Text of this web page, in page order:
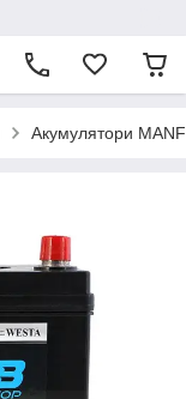
Акумулятори